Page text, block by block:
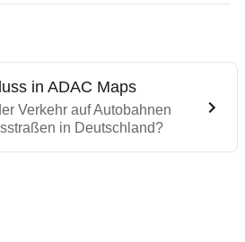
in ADAC Maps
Verkehr auf Autobahnen
in Deutschland?